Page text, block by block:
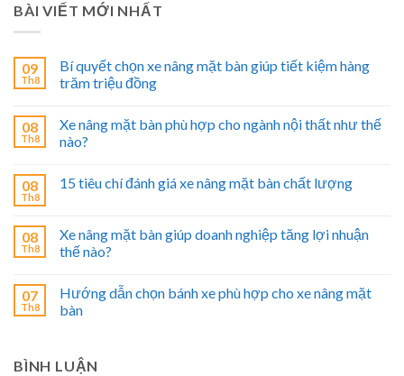
BÀI VIẾT MỚI NHẤT
09
Th8
Bí quyết chọn xe nâng mặt bàn giúp tiết kiệm hàng
trăm triệu đồng
08
Th8
Xe nâng mặt bàn phù hợp cho ngành nội thất như thế
nào?
08
Th8
15 tiêu chí đánh giá xe nâng mặt bàn chất lượng
08
Th8
Xe nâng mặt bàn giúp doanh nghiệp tăng lợi nhuận
thế nào?
07
Th8
Hướng dẫn chọn bánh xe phù hợp cho xe nâng mặt
bàn
BÌNH LUẬN